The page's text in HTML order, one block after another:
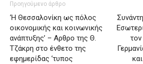
Προηγούμενο άρθρο
‘Η Θεσσαλονίκη ως πόλος
οικονομικής και κοινωνικής
ανάπτυξης’ – Αρθρο της Θ.
Τζάκρη στο ένθετο της
εφημερίδας ‘τυπος